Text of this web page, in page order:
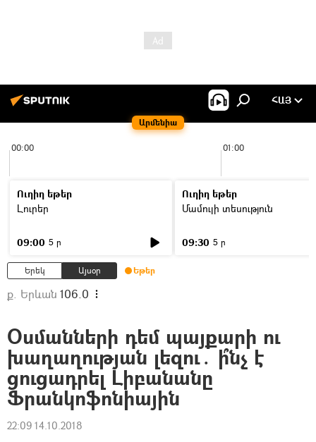
Արմենիա
ՀԱՅ
00:00 01:00
Ուղիղ եթեր
Լուրեր
09:00 5 ր
Ուղիղ եթեր
Մամուլի տեսություն
09:30 5 ր
Երեկ Այսօր Եթեր
ք. Երևան 106.0
Օսմանների դեմ պայքարի ու
խաղաղության լեզու․ ի՞նչ է
ցուցադրել Լիբանանը
Ֆրանկոֆոնիային
22:09 14.10.2018